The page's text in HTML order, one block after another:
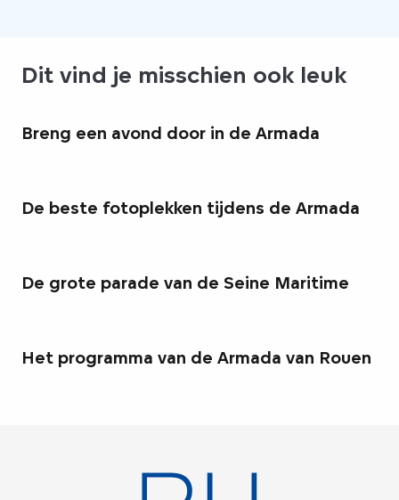
Dit vind je misschien ook leuk
Breng een avond door in de Armada
De beste fotoplekken tijdens de Armada
De grote parade van de Seine Maritime
Het programma van de Armada van Rouen